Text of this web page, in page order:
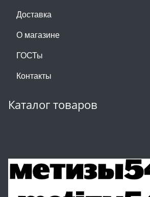
Доставка
О магазине
ГОСТы
Контакты
Каталог товаров